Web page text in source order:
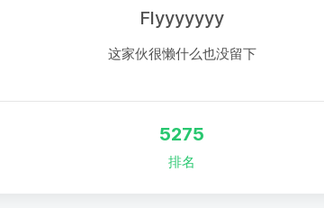
Flyyyyyyy
这家伙很懒什么也没留下
5275
排名